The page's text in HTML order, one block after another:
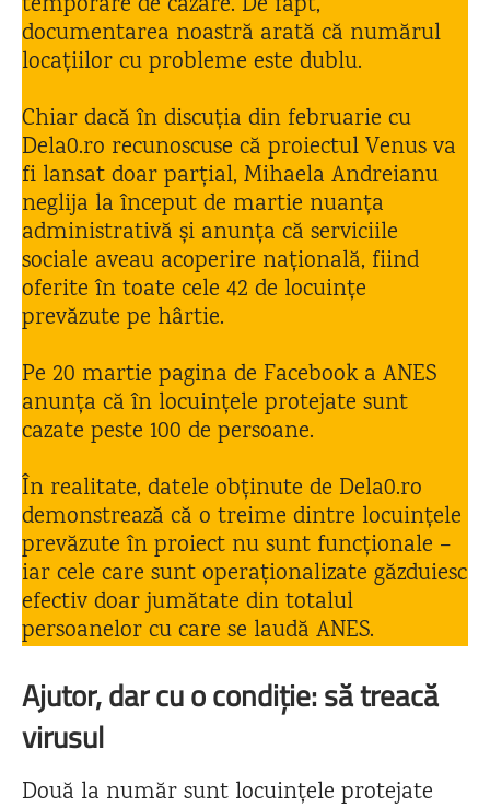
documentarea noastră arată că numărul
locațiilor cu probleme este dublu.
Chiar dacă în discuția din februarie cu
Dela0.ro recunoscuse că proiectul Venus va
fi lansat doar parțial, Mihaela Andreianu
neglija la început de martie nuanța
administrativă și anunța că serviciile
sociale aveau acoperire națională, fiind
oferite în toate cele 42 de locuințe
prevăzute pe hârtie.
Pe 20 martie pagina de Facebook a ANES
anunța că în locuințele protejate sunt
cazate peste 100 de persoane.
În realitate, datele obținute de Dela0.ro
demonstrează că o treime dintre locuințele
prevăzute în proiect nu sunt funcționale –
iar cele care sunt operaționalizate găzduiesc
efectiv doar jumătate din totalul
persoanelor cu care se laudă ANES.
Ajutor, dar cu o condiție: să treacă
virusul
Două la număr sunt locuințele protejate